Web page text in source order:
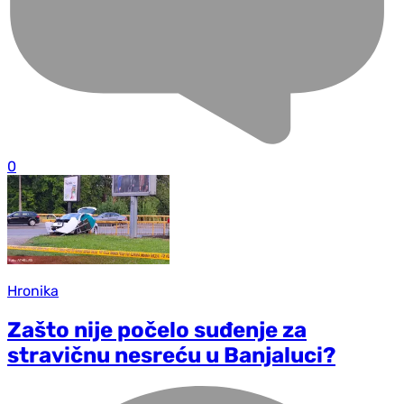
0
Hronika
Zašto nije počelo suđenje za
stravičnu nesreću u Banjaluci?